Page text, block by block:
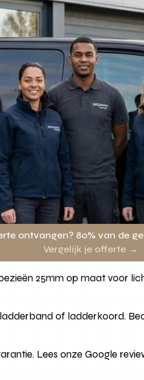
ontvangen? 80% van de
Vergelijk je offerte →
25mm op maat voor
of ladderkoord.
Lees onze Google